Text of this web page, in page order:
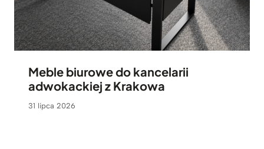
Meble biurowe do kancelarii
adwokackiej z Krakowa
31 lipca 2026